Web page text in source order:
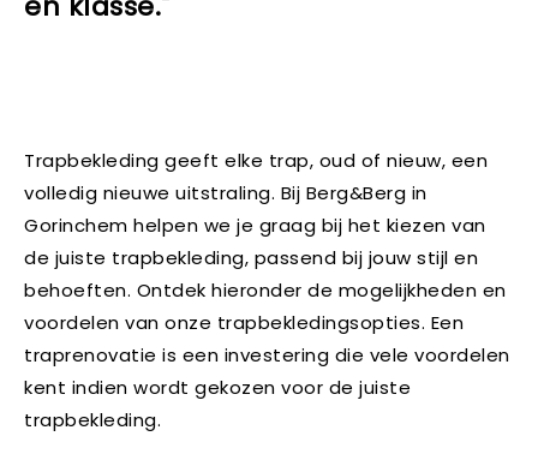
Trapbekleding geeft elke trap, oud of nieuw, een
volledig nieuwe uitstraling. Bij Berg&Berg in
Gorinchem helpen we je graag bij het kiezen van
de juiste trapbekleding, passend bij jouw stijl en
behoeften. Ontdek hieronder de mogelijkheden en
voordelen van onze trapbekledingsopties. Een
traprenovatie is een investering die vele voordelen
kent indien wordt gekozen voor de juiste
trapbekleding.